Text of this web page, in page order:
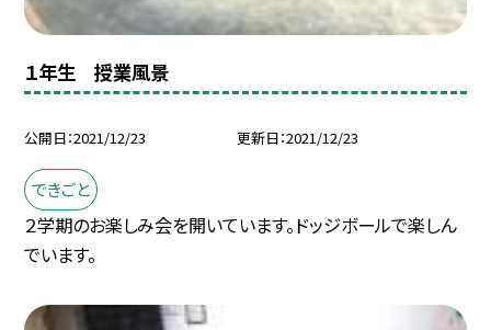
１年生 授業風景
公開日 2021/12/23 更新日 2021/12/23
できごと
２学期のお楽しみ会を開いています。ドッジボールで楽しん
でいます。